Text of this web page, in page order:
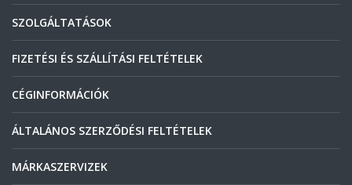
SZOLGÁLTATÁSOK
FIZETÉSI ÉS SZÁLLÍTÁSI FELTÉTELEK
CÉGINFORMÁCIÓK
ÁLTALÁNOS SZERZŐDÉSI FELTÉTELEK
MÁRKASZERVIZEK